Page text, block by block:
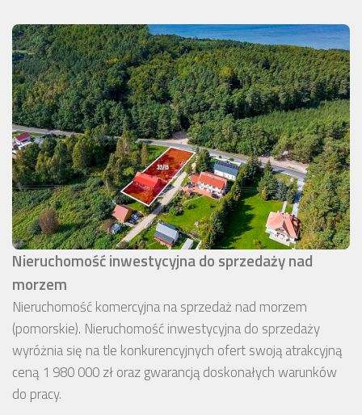
Nieruchomość inwestycyjna do sprzedaży nad
morzem
Nieruchomość komercyjna na sprzedaż nad morzem
(pomorskie). Nieruchomość inwestycyjna do sprzedaży
wyróżnia się na tle konkurencyjnych ofert swoją atrakcyjną
ceną 1 980 000 zł oraz gwarancją doskonałych warunków
do pracy.